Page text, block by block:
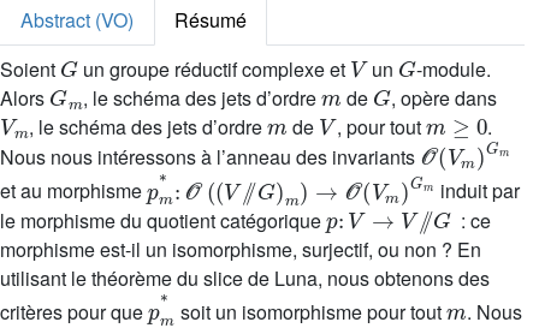
Abstract (VO)
Résumé
Soient
G
un groupe réductif complexe et
V
un
G
-module.
Alors
Gm
, le schéma des jets d’ordre
m
de
G
, opère dans
Vm
, le schéma des jets d’ordre
m
de
V
, pour tout
m≥0
.
Nous nous intéressons à l’anneau des invariants
𝒪(Vm )G
et au morphisme
pm*:𝒪((V//G)m)→𝒪(Vm)Gm
induit par
le morphisme du quotient catégorique
p V→V//
: ce
morphisme est-il un isomorphisme, surjectif, ou non ? En
utilisant le théorème du slice de Luna, nous obtenons des
critères pour que
pm*
soit un isomorphisme pour tout
m
. Nous